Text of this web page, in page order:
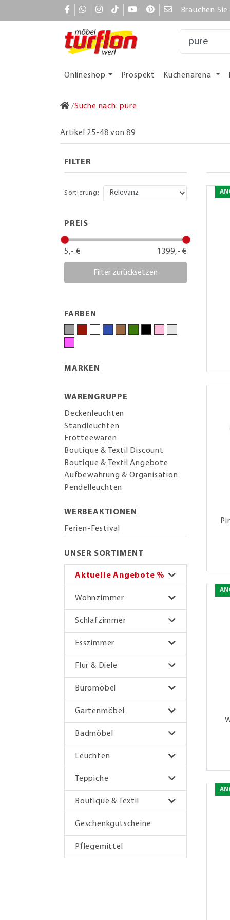
Brauchen
Onlineshop Prospekt Küchenarena
Suche nach: pure
Artikel 25-48 von 89
FILTER
Sortierung:
PREIS
5,- € 1399,- €
Filter zurücksetzen
FARBEN
MARKEN
WARENGRUPPE
Deckenleuchten
Standleuchten
Frotteewaren
Boutique & Textil Discount
Boutique & Textil Angebote
Aufbewahrung & Organisation
Pendelleuchten
WERBEAKTIONEN
Ferien-Festival
UNSER SORTIMENT
Aktuelle Angebote %
Wohnzimmer
Schlafzimmer
Esszimmer
Flur & Diele
Büromöbel
Gartenmöbel
Badmöbel
Leuchten
Teppiche
Boutique & Textil
Geschenkgutscheine
Pflegemittel